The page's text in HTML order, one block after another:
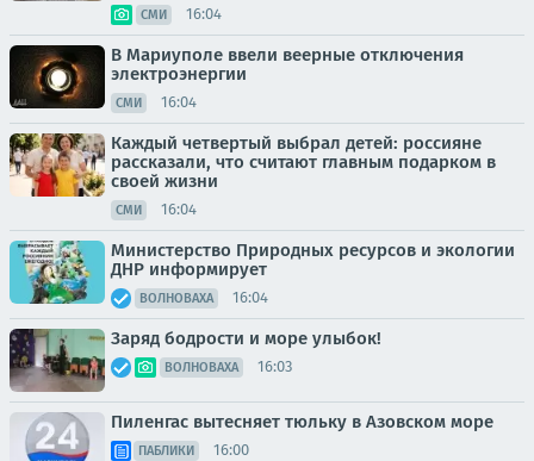
СМИ 16:04
В Мариуполе ввели веерные отключения
электроэнергии
СМИ 16:04
Каждый четвертый выбрал детей: россияне
рассказали, что считают главным подарком в
своей жизни
СМИ 16:04
Министерство Природных ресурсов и экологии
ДНР информирует
ВОЛНОВАХА 16:04
Заряд бодрости и море улыбок!
ВОЛНОВАХА 16:03
Пиленгас вытесняет тюльку в Азовском море
ПАБЛИКИ 16:00